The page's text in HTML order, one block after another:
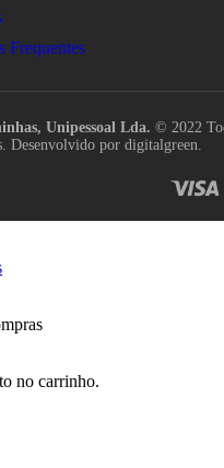
Frequentes
Unipessoal Lda. © 2022
Desenvolvido por digitalgreen.
no carrinho.